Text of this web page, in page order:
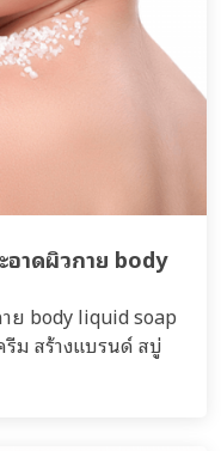
าดผิวกาย body
ย body liquid soap
ม สร้างแบรนด์ สบู่